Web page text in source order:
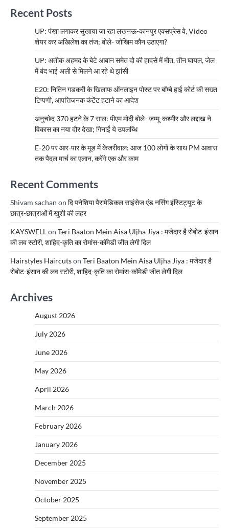
Recent Posts
UP: पंखा लगाकर सुखाया जा रहा लखनऊ-कानपुर एक्सप्रेस वे, Video
शेयर कर अखिलेश का तंज; बोले- जोखिम कौन उठाएगा?
UP: अतीक अहमद के बेटे आबान समेत दो की हादसे में मौत, तीन घायल, जेल
में बंद भाई अली से मिलने आ रहे थे झांसी
E20: नितिन गडकरी के खिलाफ ऑनलाइन पोस्ट पर बॉम्बे हाई कोर्ट की सख्त
टिप्पणी, आपत्तिजनक कंटेंट हटाने का आदेश
अनुच्छेद 370 हटने के 7 साल: पीएम मोदी बोले- जम्मू-कश्मीर और लद्दाख ने
विकास का नया दौर देखा; गिनाईं ये उपलब्धि
E-20 पर आर-पार के मूड में केजरीवाल: आज 100 लोगों के साथ PM आवास
तक पैदल मार्च का एलान, करेंगे एक और काम
Recent Comments
Shivam sachan on दि पनेशिया पैरामेडिकल साइंसेज एंड नर्सिंग इंस्टिट्यूट के
छात्र-छात्राओं में खुशी की लहर
KAYSWELLon Teri Baaton Mein Aisa Uljha Jiya : मजेदार है रोबोट-इंसान
की लव स्टोरी, शाहिद-कृति का रोमांस-कॉमेडी जीत लेगी दिल
Hairstyles Haircutson Teri Baaton Mein Aisa Uljha Jiya : मजेदार है
रोबोट-इंसान की लव स्टोरी, शाहिद-कृति का रोमांस-कॉमेडी जीत लेगी दिल
Archives
August 2026
July 2026
June 2026
May 2026
April 2026
March 2026
February 2026
January 2026
December 2025
November 2025
October 2025
September 2025